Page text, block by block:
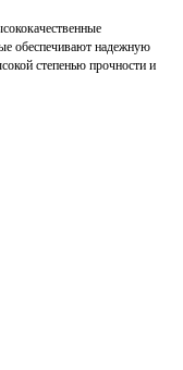
обеспечивают надежную
степенью прочности и